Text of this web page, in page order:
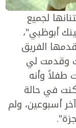
لجميع
أبوظبي"،
الفريق
وقدمت لي
طفلاً وأنه
في حالة
أسبوعين، ولم